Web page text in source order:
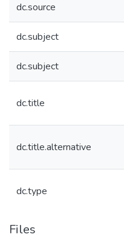
dc.source
dc.subject
dc.subject
dc.title
dc.title.alternative
dc.type
Files